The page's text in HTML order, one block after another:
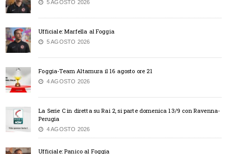
5 AGOSTO 2026
Ufficiale: Marfella al Foggia
5 AGOSTO 2026
Foggia-Team Altamura il 16 agosto ore 21
4 AGOSTO 2026
La Serie C in diretta su Rai 2, si parte domenica 13/9 con Ravenna-
Perugia
4 AGOSTO 2026
Ufficiale: Panico al Foggia